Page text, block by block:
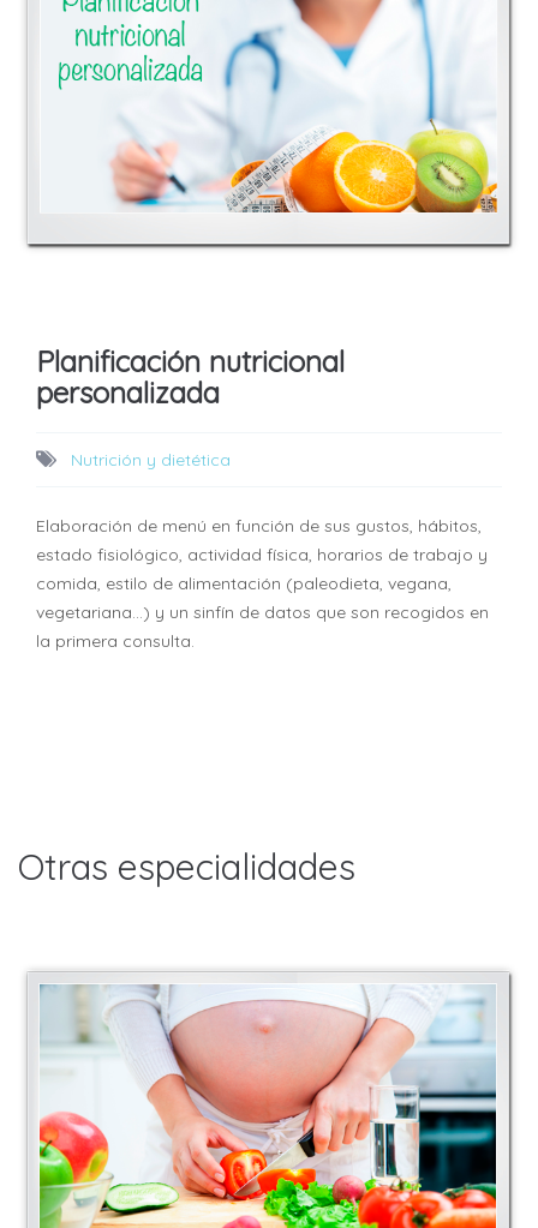
Planificación nutricional
personalizada
Nutrición y dietética
Elaboración de menú en función de sus gustos, hábitos,
estado fisiológico, actividad física, horarios de trabajo y
comida, estilo de alimentación (paleodieta, vegana,
vegetariana…) y un sinfín de datos que son recogidos en
la primera consulta.
Otras especialidades